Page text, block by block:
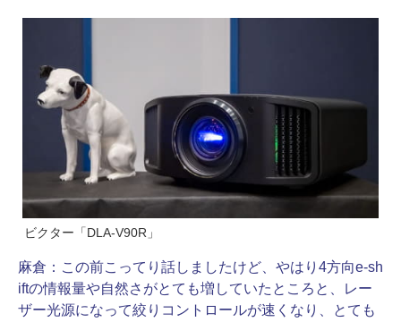
ビクター「DLA-V90R」
麻倉： この前こってり話しましたけど、やはり4方向e-sh
iftの情報量や自然さがとても増していたところと、レー
ザー光源になって絞りコントロールが速くなり、とても